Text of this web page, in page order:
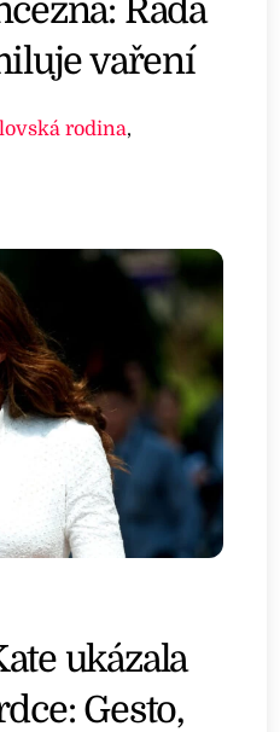
Ráda
vaření
rodina,
ukázala
Gesto,